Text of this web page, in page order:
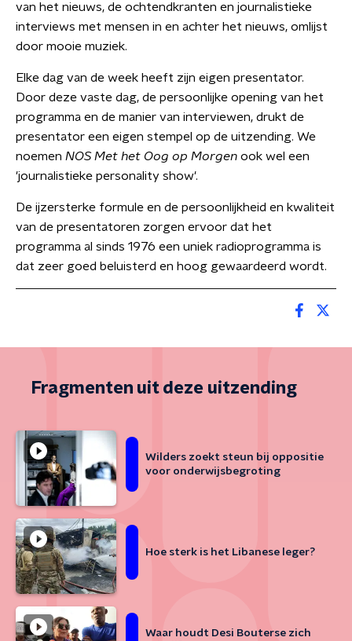
van het nieuws, de ochtendkranten en journalistieke
interviews met mensen in en achter het nieuws, omlijst
door mooie muziek.
Elke dag van de week heeft zijn eigen presentator.
Door deze vaste dag, de persoonlijke opening van het
programma en de manier van interviewen, drukt de
presentator een eigen stempel op de uitzending. We
noemen NOS Met het Oog op Morgen ook wel een
'journalistieke personality show'.
De ijzersterke formule en de persoonlijkheid en kwaliteit
van de presentatoren zorgen ervoor dat het
programma al sinds 1976 een uniek radioprogramma is
dat zeer goed beluisterd en hoog gewaardeerd wordt.
Fragmenten uit deze uitzending
Wilders zoekt steun bij oppositie
voor onderwijsbegroting
Hoe sterk is het Libanese leger?
Waar houdt Desi Bouterse zich